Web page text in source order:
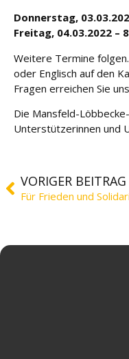
Donnerstag,
Freitag, 04.03.2022 –
Weitere Termine
oder Englisch auf den
Fragen erreichen Sie
Die Mansfeld-
Unterstützerinnen und
VORIGER BEITRAG
Für Frieden und